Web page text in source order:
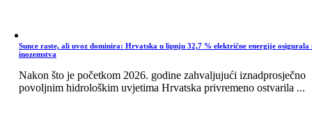
Sunce raste, ali uvoz dominira: Hrvatska u lipnju 32,7 % električne energije osigurala
inozemstva
Nakon što je početkom 2026. godine zahvaljujući iznadprosječno
povoljnim hidrološkim uvjetima Hrvatska privremeno ostvarila ...